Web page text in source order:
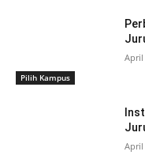
Pilih Kampus
April
April